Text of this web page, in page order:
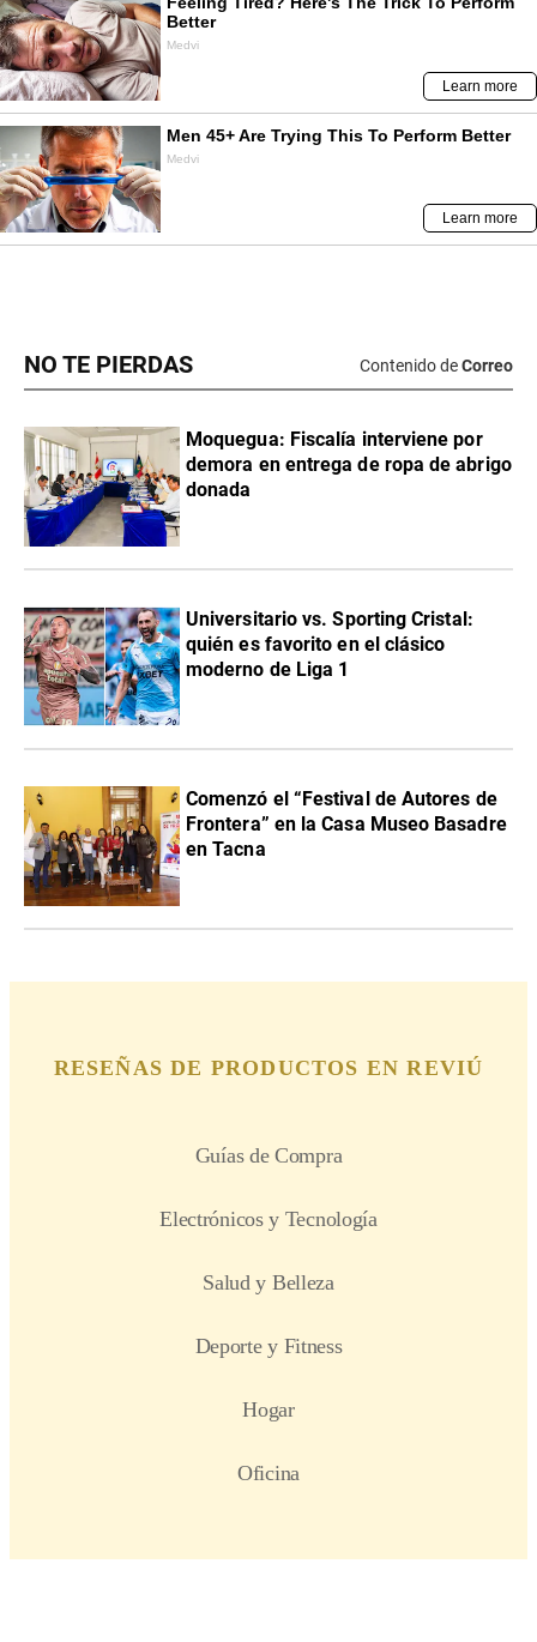
NO TE PIERDAS Contenido deCorreo
Moquegua: Fiscalía interviene por
demora en entrega de ropa de abrigo
donada
Universitario vs. Sporting Cristal:
quién es favorito en el clásico
moderno de Liga 1
Comenzó el “Festival de Autores de
Frontera” en la Casa Museo Basadre
en Tacna